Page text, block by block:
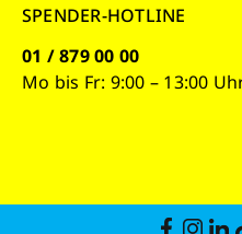
SPENDER-HOTLINE
01 / 879 00 00
Mo bis Fr: 9:00 – 13:00